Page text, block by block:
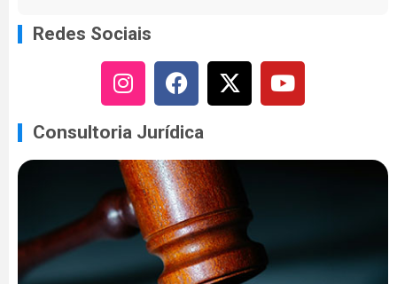
Redes Sociais
Consultoria Jurídica